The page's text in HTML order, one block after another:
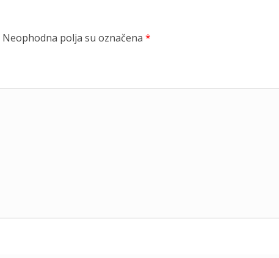
Neophodna polja su označena *